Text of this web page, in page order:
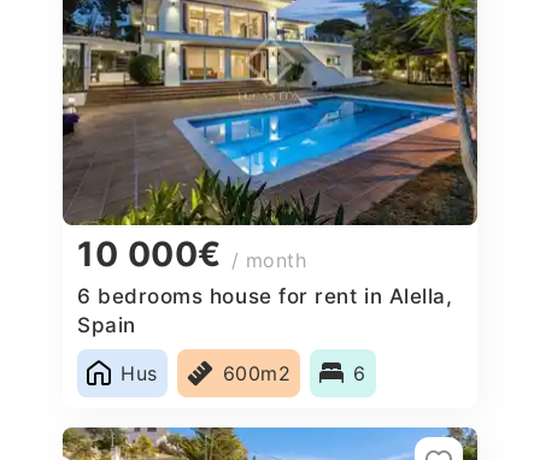
10 000€ / month
6 bedrooms house for rent in Alella,
Spain
Hus
600m2 6